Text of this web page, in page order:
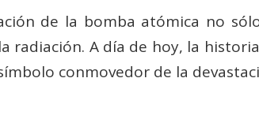
de la bomba atómica no
radiación. A día de hoy, la
conmovedor de la